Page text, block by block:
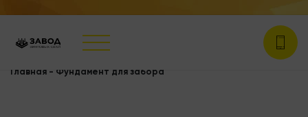
Главная - Фундамент для забора